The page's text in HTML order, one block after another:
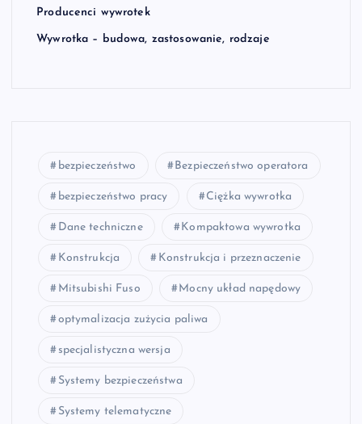
Producenci wywrotek
Wywrotka – budowa, zastosowanie, rodzaje
bezpieczeństwo Bezpieczeństwo operatora
bezpieczeństwo pracy Ciężka wywrotka
Dane techniczne Kompaktowa wywrotka
Konstrukcja Konstrukcja i przeznaczenie
Mitsubishi Fuso Mocny układ napędowy
optymalizacja zużycia paliwa
specjalistyczna wersja
Systemy bezpieczeństwa
Systemy telematyczne